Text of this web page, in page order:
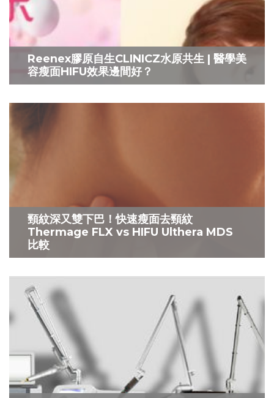
Reenex膠原自生CLINICZ水原共生 | 醫學美
容瘦面HIFU效果邊間好？
頸紋深又雙下巴！快速瘦面去頸紋
Thermage FLX vs HIFU Ulthera MDS
比較